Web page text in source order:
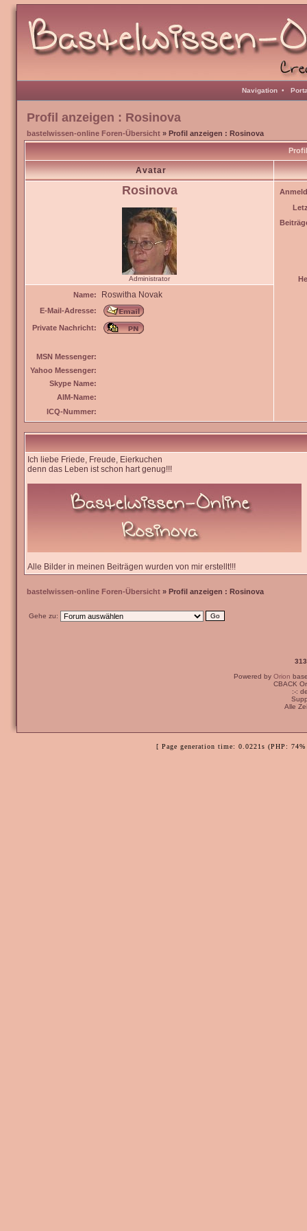
Navigation •
Profil anzeigen : Rosinova
bastelwissen-online Foren-Übersicht » Profil anzeigen : Rosinova
Avatar
Rosinova
Administrator
Name:
Roswitha Novak
E-Mail-Adresse:
Private Nachricht:
MSN Messenger:
Yahoo Messenger:
Skype Name:
AIM-Name:
ICQ-Nummer:
Ich liebe Friede, Freude, Eierkuchen
denn das Leben ist schon hart genug!!!
Alle Bilder in meinen Beiträgen wurden von mir erstellt!!!
bastelwissen-online Foren-Übersicht » Profil anzeigen : Rosinova
Gehe zu:
Powered by Orion
CBACK
:-:
Alle
[ Page generation time: 0.0221s (PHP: